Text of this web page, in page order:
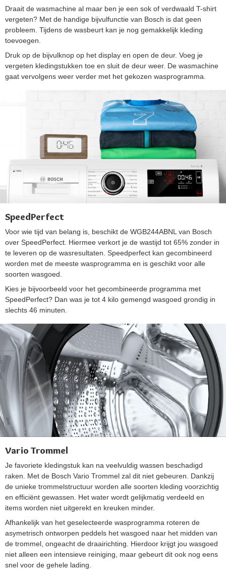
Draait de wasmachine al maar ben je een sok of verdwaald T-shirt
vergeten? Met de handige bijvulfunctie van Bosch is dat geen
probleem. Tijdens de wasbeurt kan je nog gemakkelijk kleding
toevoegen.
Druk op de bijvulknop op het display en open de deur. Voeg je
vergeten kledingstukken toe en sluit de deur weer. De wasmachine
gaat vervolgens weer verder met het gekozen wasprogramma.
SpeedPerfect
Voor wie tijd van belang is, beschikt de WGB244ABNL van Bosch
over SpeedPerfect. Hiermee verkort je de wastijd tot 65% zonder in
te leveren op de wasresultaten. Speedperfect kan gecombineerd
worden met de meeste wasprogramma en is geschikt voor alle
soorten wasgoed.
Kies je bijvoorbeeld voor het gecombineerde programma met
SpeedPerfect? Dan was je tot 4 kilo gemengd wasgoed grondig in
slechts 46 minuten.
Vario Trommel
Je favoriete kledingstuk kan na veelvuldig wassen beschadigd
raken. Met de Bosch Vario Trommel zal dit niet gebeuren. Dankzij
de unieke trommelstructuur worden alle soorten kleding voorzichtig
en efficiënt gewassen. Het water wordt gelijkmatig verdeeld en
items worden niet uitgerekt en kreuken minder.
Afhankelijk van het geselecteerde wasprogramma roteren de
asymetrisch ontworpen peddels het wasgoed naar het midden van
de trommel, ongeacht de draairichting. Hierdoor krijgt jou wasgoed
niet alleen een intensieve reiniging, maar gebeurt dit ook nog eens
snel voor de gehele lading.